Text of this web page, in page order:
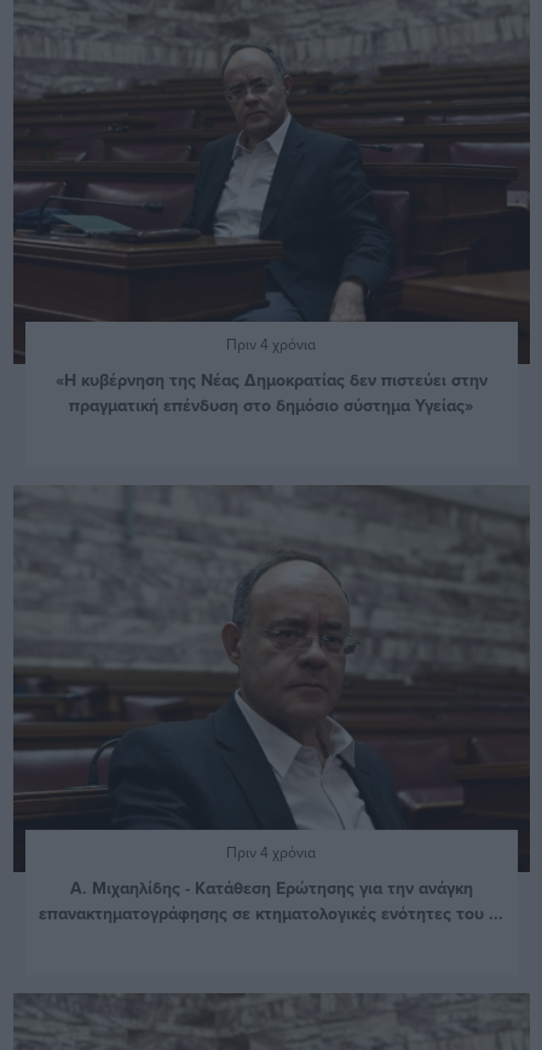
Πριν 4 χρόνια
«Η κυβέρνηση της Νέας Δημοκρατίας δεν πιστεύει στην
πραγματική επένδυση στο δημόσιο σύστημα Υγείας»
Πριν 4 χρόνια
Α. Μιχαηλίδης - Κατάθεση Ερώτησης για την ανάγκη
επανακτηματογράφησης σε κτηματολογικές ενότητες του ...